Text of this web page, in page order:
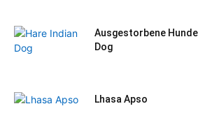
Ausgestorbene
Dog
Lhasa Apso